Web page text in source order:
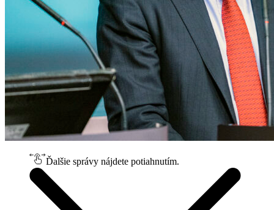
Ďalšie správy nájdete potiahnutím.